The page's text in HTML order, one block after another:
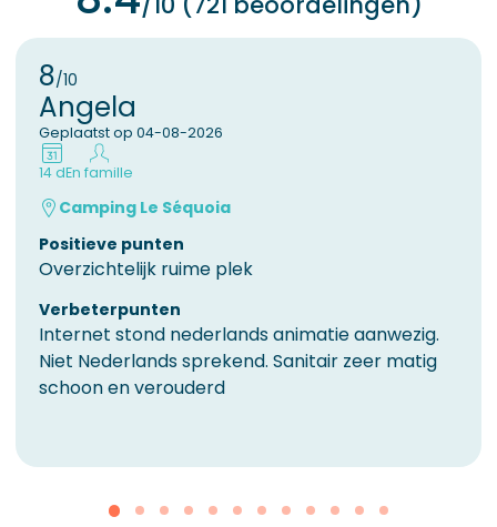
8/10
Angela
Geplaatst op 04-08-2026
14 dEn famille
Camping Le Séquoia
Positieve punten
Overzichtelijk ruime plek
Verbeterpunten
Internet stond nederlands animatie aanwezig.
Niet Nederlands sprekend. Sanitair zeer matig
schoon en verouderd